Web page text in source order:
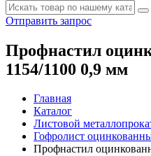
Отправить запрос
Профнастил
1154/1100 0,9 мм
Главная
Каталог
Листовой
Гофролист
Профнастил